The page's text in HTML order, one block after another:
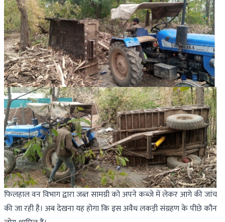
फिलहाल वन विभाग द्वारा जब्त सामग्री को अपने कब्जे में लेकर आगे की जांच
की जा रही है। अब देखना यह होगा कि इस अवैध लकड़ी संग्रहण के पीछे कौन